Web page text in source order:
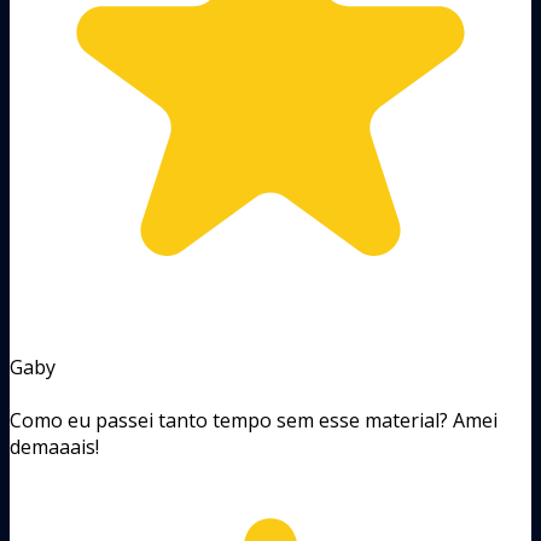
Gaby
Como eu passei tanto tempo sem esse material? Amei
demaaais!